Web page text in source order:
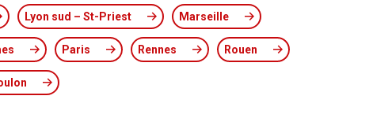
Lyon sud – St-Priest Marseille
Paris Rennes Rouen